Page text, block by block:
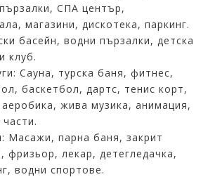
СПА център,
магазини, дискотека, паркинг.
басейн, водни пързалки, детска
клуб.
Сауна, турска баня, фитнес,
баскетбол, дартс, тенис корт,
жива музика, анимация,
Масажи, парна баня, закрит
фризьор, лекар, детегледачка,
водни спортове.